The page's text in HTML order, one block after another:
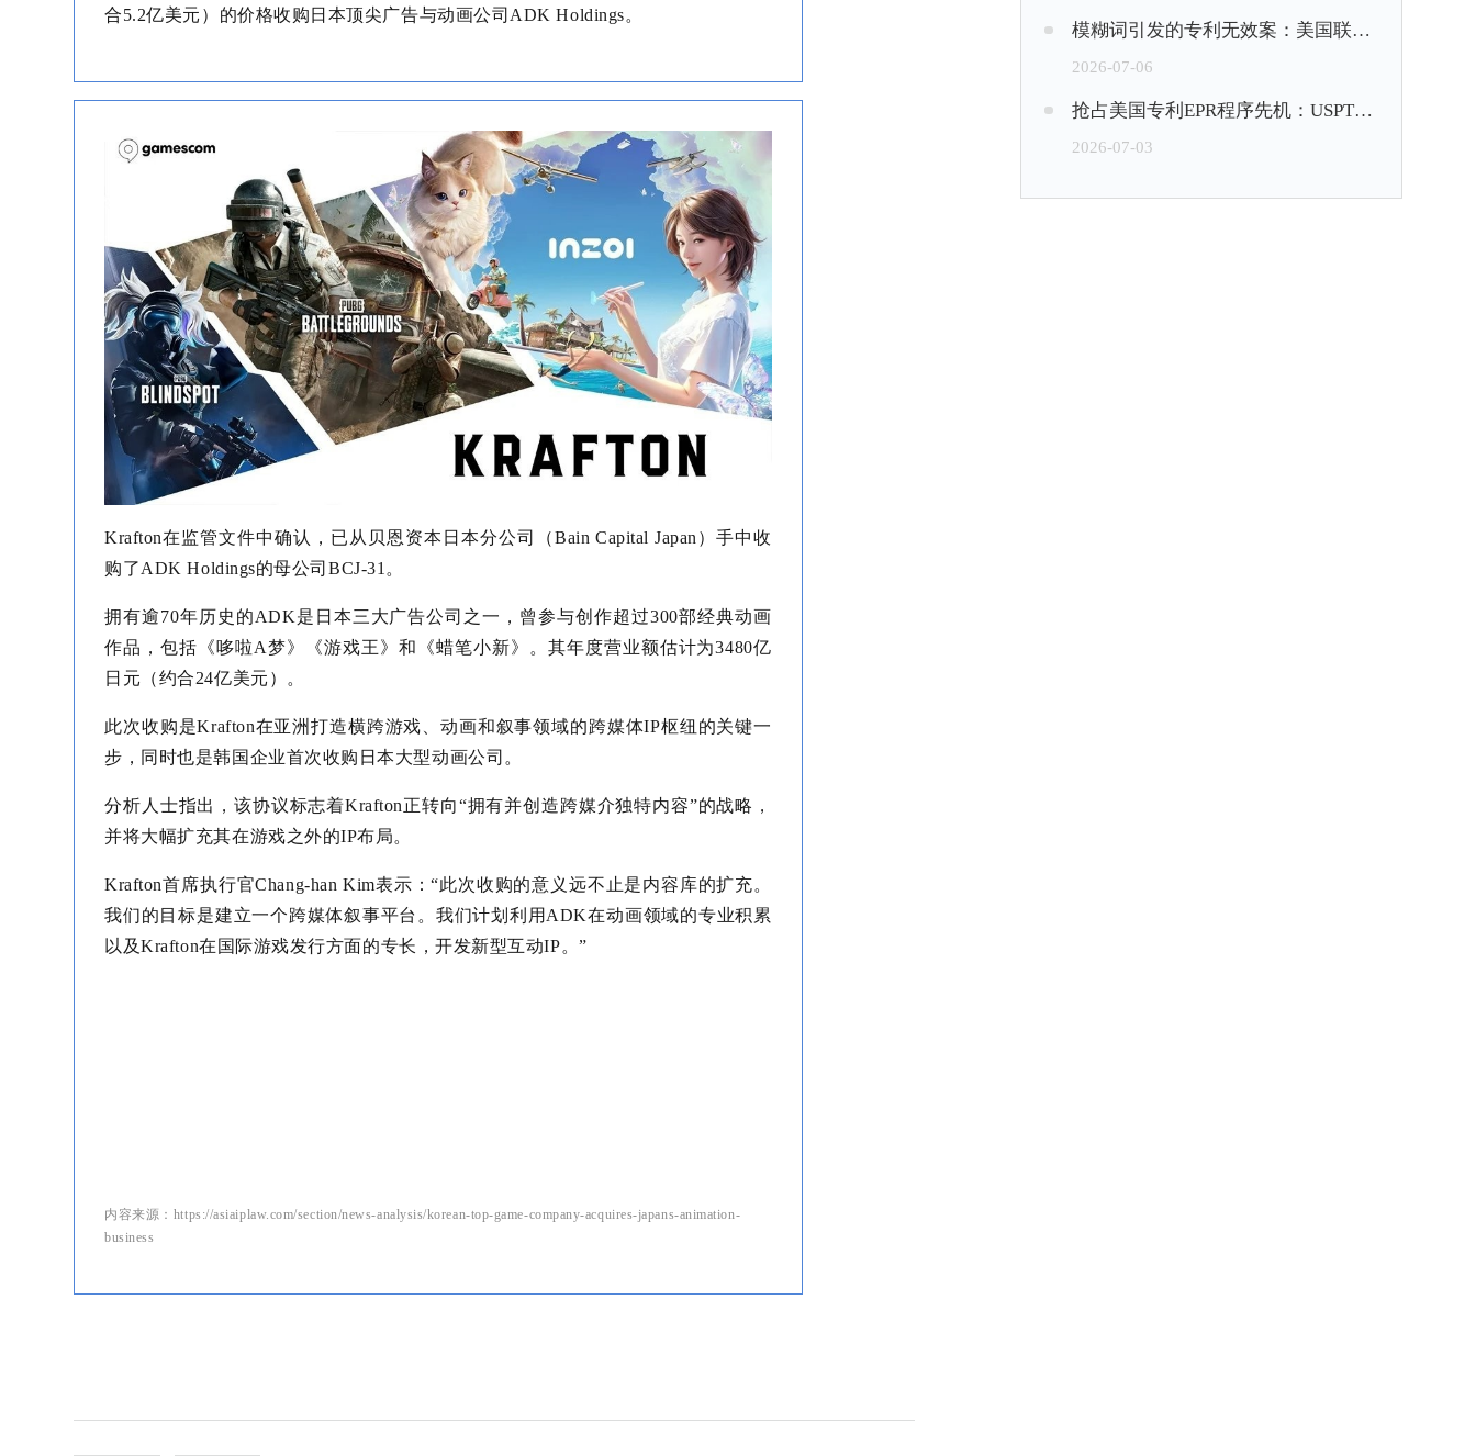
合5.2亿美元）的价格收购日本顶尖广告与动画公司ADK Holdings。
Krafton在监管文件中确认，已从贝恩资本日本分公司（Bain Capital Japan）手中收
购了ADK Holdings的母公司BCJ-31。
拥有逾70年历史的ADK是日本三大广告公司之一，曾参与创作超过300部经典动画
作品，包括《哆啦A梦》《游戏王》和《蜡笔小新》。其年度营业额估计为3480亿
日元（约合24亿美元）。
此次收购是Krafton在亚洲打造横跨游戏、动画和叙事领域的跨媒体IP枢纽的关键一
步，同时也是韩国企业首次收购日本大型动画公司。
分析人士指出，该协议标志着Krafton正转向“拥有并创造跨媒介独特内容”的战略，
并将大幅扩充其在游戏之外的IP布局。
Krafton首席执行官Chang-han Kim表示：“此次收购的意义远不止是内容库的扩充。
我们的目标是建立一个跨媒体叙事平台。我们计划利用ADK在动画领域的专业积累
以及Krafton在国际游戏发行方面的专长，开发新型互动IP。”
内容来源：https://asiaiplaw.com/section/news-analysis/korean-top-game-company-acquires-japans-animation-
business
模糊词引发的专利无效案：美国联邦巡回上诉法院判决“about”界限不清
2026-07-06
抢占美国专利EPR程序先机：USPTO允许专利权人在是否作出再审命令前提交“预裁定”意见
2026-07-03